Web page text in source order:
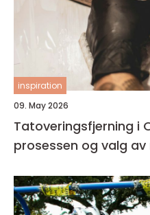
inspiration
09. May 2026
Tatoveringsfjerning i
prosessen og valg av